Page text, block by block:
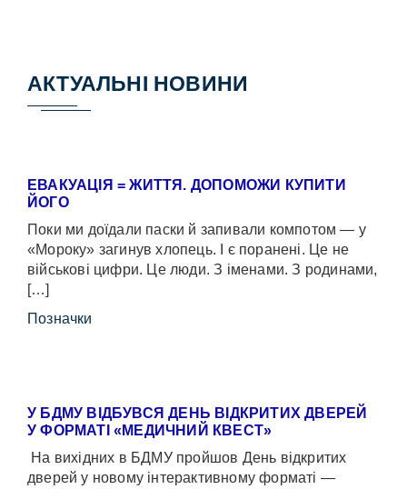
АКТУАЛЬНІ НОВИНИ
ЕВАКУАЦІЯ = ЖИТТЯ. ДОПОМОЖИ КУПИТИ
ЙОГО
Поки ми доїдали паски й запивали компотом — у
«Мороку» загинув хлопець. І є поранені. Це не
військові цифри. Це люди. З іменами. З родинами,
[…]
Позначки
У БДМУ ВІДБУВСЯ ДЕНЬ ВІДКРИТИХ ДВЕРЕЙ
У ФОРМАТІ «МЕДИЧНИЙ КВЕСТ»
На вихідних в БДМУ пройшов День відкритих
дверей у новому інтерактивному форматі —